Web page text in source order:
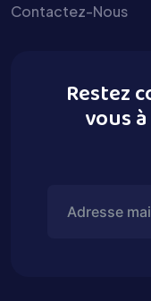
Contactez-Nous
Restez
vous